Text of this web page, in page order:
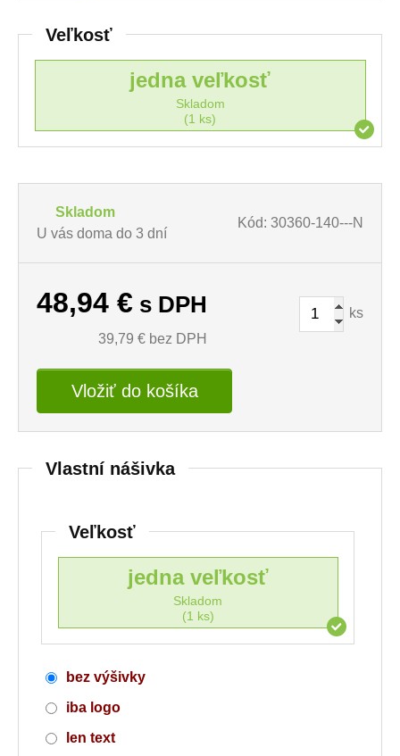
Veľkosť
jedna veľkosť
Skladom
(1 ks)
Skladom
U vás doma do 3 dní
Kód: 30360-140---N
48,94 € s DPH
39,79 € bez DPH
ks
Vložiť do košíka
Vlastní nášivka
Veľkosť
jedna veľkosť
Skladom
(1 ks)
bez výšivky
iba logo
len text